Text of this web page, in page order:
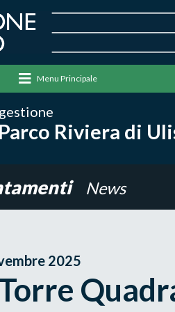
Menu Principale
Riviera di
News
2025